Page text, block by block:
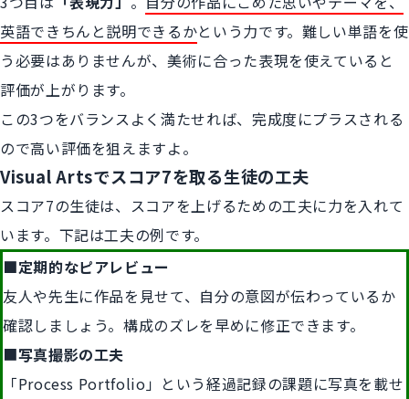
英語できちんと説明できるかという力です。難しい単語を使
う必要はありませんが、美術に合った表現を使えていると
評価が上がります。
この3つをバランスよく満たせれば、完成度にプラスされる
ので高い評価を狙えますよ。
Visual Artsでスコア7を取る生徒の工夫
スコア7の生徒は、スコアを上げるための工夫に力を入れて
います。下記は工夫の例です。
■定期的なピアレビュー
友人や先生に作品を見せて、自分の意図が伝わっているか
確認しましょう。構成のズレを早めに修正できます。
■写真撮影の工夫
「Process Portfolio」という経過記録の課題に写真を載せ